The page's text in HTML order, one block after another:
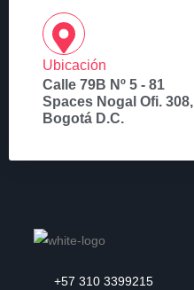
Ubicación
Calle 79B Nº 5 - 81
Spaces Nogal Ofi. 308,
Bogotá D.C.
+57 310 3399215